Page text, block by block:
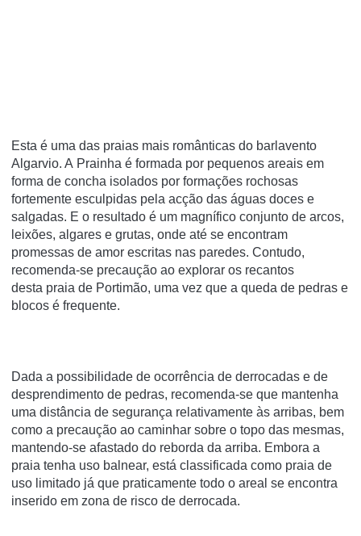
Esta é uma das praias mais românticas do barlavento
Algarvio. A Prainha é formada por pequenos areais em
forma de concha isolados por formações rochosas
fortemente esculpidas pela acção das águas doces e
salgadas. E o resultado é um magnífico conjunto de arcos,
leixões, algares e grutas, onde até se encontram
promessas de amor escritas nas paredes. Contudo,
recomenda-se precaução ao explorar os recantos
desta praia de Portimão, uma vez que a queda de pedras e
blocos é frequente.
Dada a possibilidade de ocorrência de derrocadas e de
desprendimento de pedras, recomenda-se que mantenha
uma distância de segurança relativamente às arribas, bem
como a precaução ao caminhar sobre o topo das mesmas,
mantendo-se afastado do reborda da arriba. Embora a
praia tenha uso balnear, está classificada como praia de
uso limitado já que praticamente todo o areal se encontra
inserido em zona de risco de derrocada.